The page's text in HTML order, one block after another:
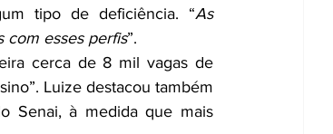
tipo de deficiência. “As
com esses perfis”.
cerca de 8 mil vagas de
Luize destacou também
Senai, à medida que mais